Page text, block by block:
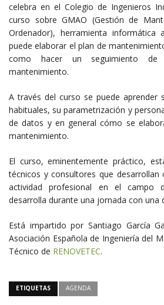
celebra en el Colegio de Ingenieros
curso sobre GMAO (Gestión de
Ordenador), herramienta
puede elaborar el plan de
como hacer un seguimiento
mantenimiento.
A través del curso se puede aprender
habituales, su parametrización y
de datos y en general cómo se
mantenimiento.
El curso, eminentemente práctico,
técnicos y consultores que desarrollan
actividad profesional en el campo
desarrolla durante una jornada con una
Está impartido por Santiago García
Asociación Española de Ingeniería del
Técnico de RENOVETEC.
ETIQUETAS AGENDA